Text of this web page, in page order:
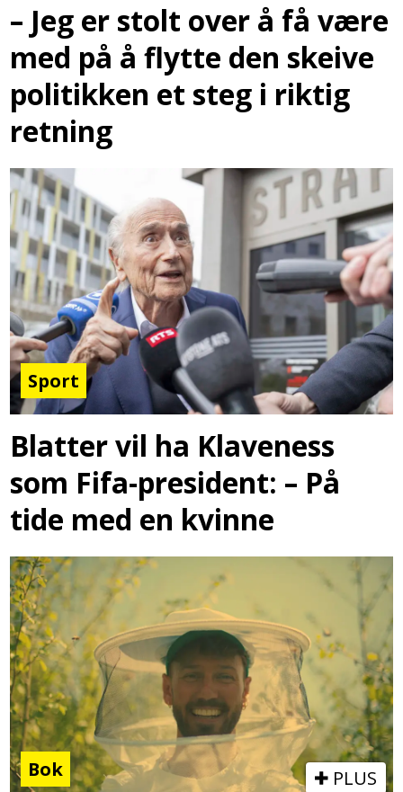
– Jeg er stolt over å få være
med på å flytte den skeive
politikken et steg i riktig
retning
Sport
Blatter vil ha Klaveness
som Fifa-president: – På
tide med en kvinne
Bok PLUS